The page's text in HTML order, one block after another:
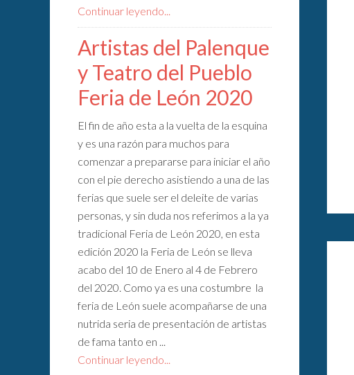
Continuar leyendo...
Artistas del Palenque
y Teatro del Pueblo
Feria de León 2020
El fin de año esta a la vuelta de la esquina
y es una razón para muchos para
comenzar a prepararse para iniciar el año
con el pie derecho asistiendo a una de las
ferias que suele ser el deleite de varias
personas, y sin duda nos referimos a la ya
tradicional Feria de León 2020, en esta
edición 2020 la Feria de León se lleva
acabo del 10 de Enero al 4 de Febrero
del 2020. Como ya es una costumbre la
feria de León suele acompañarse de una
nutrida seria de presentación de artistas
de fama tanto en ...
Continuar leyendo...